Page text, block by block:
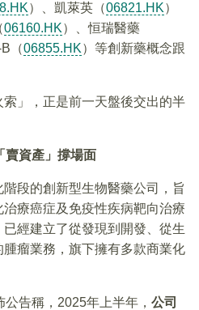
）、凱萊英（06821.HK）
06160.HK）、恒瑞醫藥
（06855.HK）等創新藥概念跟
」，正是前一天盤後交出的半
賣資產」撐場面
段的創新型生物醫藥公司，旨
療癌症及免疫性疾病靶向治療
經建立了從發現到開發、從生
瘤業務，旗下擁有多款商業化
告稱，2025年上半年， 公司